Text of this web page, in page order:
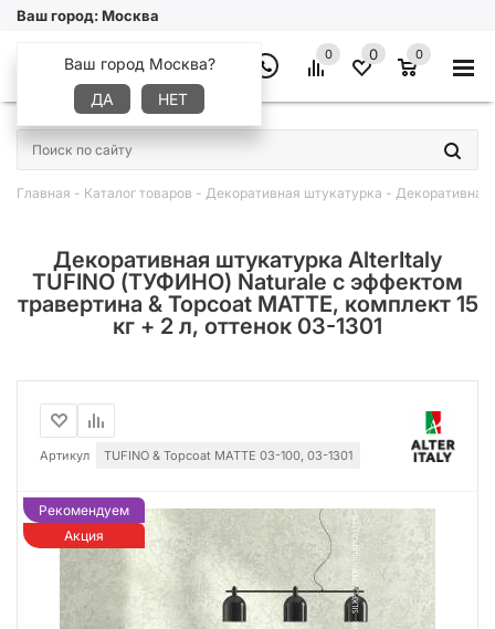
Ваш город:Москва
Ваш город Москва?
ДА
НЕТ
0 0 0
×
Главная - Каталог товаров - Декоративная штукатурка - Декоративная
Декоративная штукатурка AlterItaly
TUFINO (ТУФИНО) Naturale с эффектом
травертина & Topcoat MATTE, комплект 15
кг + 2 л, оттенок 03-1301
Рекомендуем
Акция
Артикул TUFINO & Topcoat MATTE 03-100, 03-1301